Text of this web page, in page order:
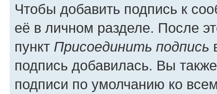
Чтобы добавить подпись к
её в личном разделе. После
пункт Присоединить подпись
подпись добавилась. Вы
подписи по умолчанию ко